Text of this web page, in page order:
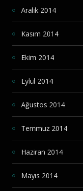
Aralık 2014
Kasım 2014
Ekim 2014
Eylül 2014
Ağustos 2014
Temmuz 2014
Haziran 2014
Mayıs 2014